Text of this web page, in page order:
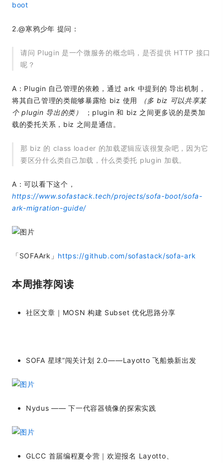
boot
2.@寒鸦少年 提问：
请问 Plugin 是一个微服务的概念吗，是否提供 HTTP 接口
呢？
A：Plugin 自己管理的依赖，通过 ark 中提到的 导出机制，
将其自己管理的类能够暴露给 biz 使用
（多 biz 可以共享某
个 plugin 导出的类）
；plugin 和 biz 之间更多说的是类加
载的委托关系，biz 之间是通信。
那 biz 的 class loader 的加载逻辑应该很复杂吧，因为它
要区分什么类自己加载，什么类委托 plugin 加载。
A：可以看下这个，
https://www.sofastack.tech/projects/sofa-boot/sofa-
ark-migration-guide/
「SOFAArk」 https://github.com/sofastack/sofa-ark
本周推荐阅读
社区文章｜MOSN 构建 Subset 优化思路分享
SOFA 星球”闯关计划 2.0——Layotto 飞船焕新出发
Nydus —— 下一代容器镜像的探索实践
GLCC 首届编程夏令营｜欢迎报名 Layotto、